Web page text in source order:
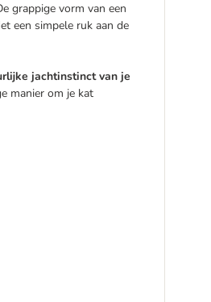
grappige vorm van een
een simpele ruk aan de
jachtinstinct van je
manier om je kat